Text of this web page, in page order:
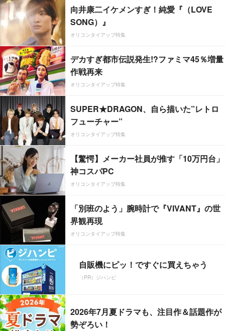
向井康二イケメンすぎ！純愛『（LOVE
SONG）』
オリコンタイアップ特集
デカすぎ都市伝説発生!?ファミマ45％増量
作戦再来
オリコンタイアップ特集
SUPER★DRAGON、自ら描いた”レトロ
フューチャー”
オリコンタイアップ特集
【驚愕】メーカー社員が推す「10万円台」
神コスパPC
オリコンタイアップ特集
「別班のよう」腕時計で『VIVANT』の世
界観再現
オリコンタイアップ特集
自販機にピッ！ですぐに買えちゃう
（PR）ジハンピ
2026年7月夏ドラマも、注目作＆話題作が
勢ぞろい！